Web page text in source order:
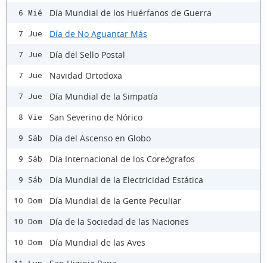
6 Mié Día Mundial de los Huérfanos de Guerra
7 Jue Día de No Aguantar Más
7 Jue Día del Sello Postal
7 Jue Navidad Ortodoxa
7 Jue Día Mundial de la Simpatía
8 Vie San Severino de Nórico
9 Sáb Día del Ascenso en Globo
9 Sáb Día Internacional de los Coreógrafos
9 Sáb Día Mundial de la Electricidad Estática
10 Dom Día Mundial de la Gente Peculiar
10 Dom Día de la Sociedad de las Naciones
10 Dom Día Mundial de las Aves